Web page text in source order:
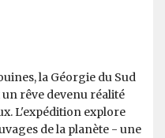
la Géorgie du Sud
rêve devenu réalité
L'expédition explore
de la planète - une